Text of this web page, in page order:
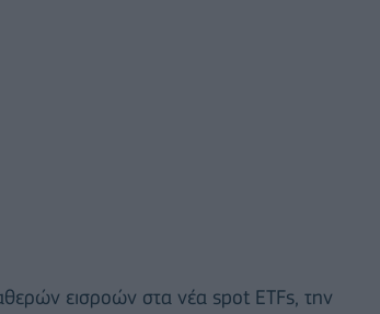
εισροών στα νέα spot ETFs, την